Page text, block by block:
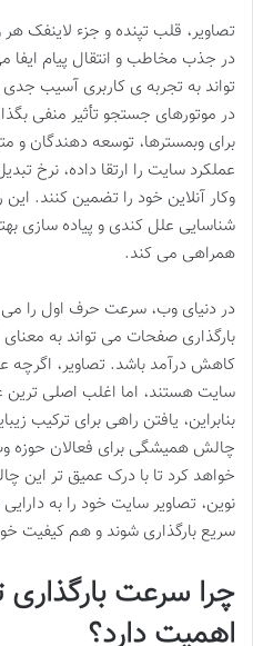
تصاویر، قلب تپنده و جزء لاینفک
در جذب مخاطب و انتقال پیام ایفا
تواند به تجربه ی کاربری آسیب
در موتورهای جستجو تأثیر منفی
برای وبمسترها، توسعه دهندگان
عملکرد سایت را ارتقا داده، نرخ
وکار آنلاین خود را تضمین کنند.
شناسایی علل کندی و پیاده سازی
همراهی می کند.
در دنیای وب، سرعت حرف اول را می
بارگذاری صفحات می تواند به
کاهش درآمد باشد. تصاویر، اگرچه
سایت هستند، اما اغلب اصلی
بنابراین، یافتن راهی برای ترکیب
چالش همیشگی برای فعالان حوزه
خواهد کرد تا با درک عمیق تر این
نوین، تصاویر سایت خود را به
سریع بارگذاری شوند و هم کیفیت
چرا سرعت بارگذاری
اهمیت دارد؟